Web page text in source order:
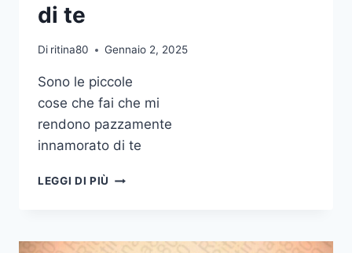
di te
Di ritina80 Gennaio 2, 2025
Sono le piccole
cose che fai che mi
rendono pazzamente
innamorato di te
LEGGI DI PIÙ SONO
CHE